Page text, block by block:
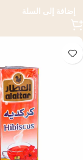
إضافة إلى السلة